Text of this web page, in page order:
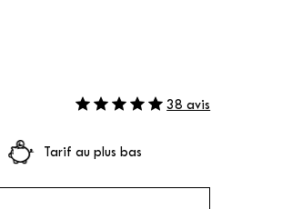
38 avis
Tarif au plus bas